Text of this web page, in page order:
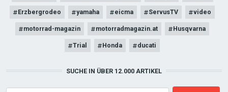
Erzbergrodeo yamaha eicma ServusTV video
motorrad-magazin motorradmagazin.at Husqvarna
Trial Honda ducati
SUCHE IN ÜBER 12.000 ARTIKEL